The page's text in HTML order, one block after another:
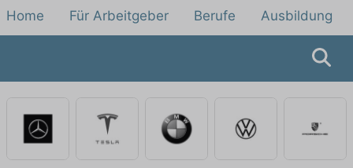
Home Für Arbeitgeber Berufe Ausbildung